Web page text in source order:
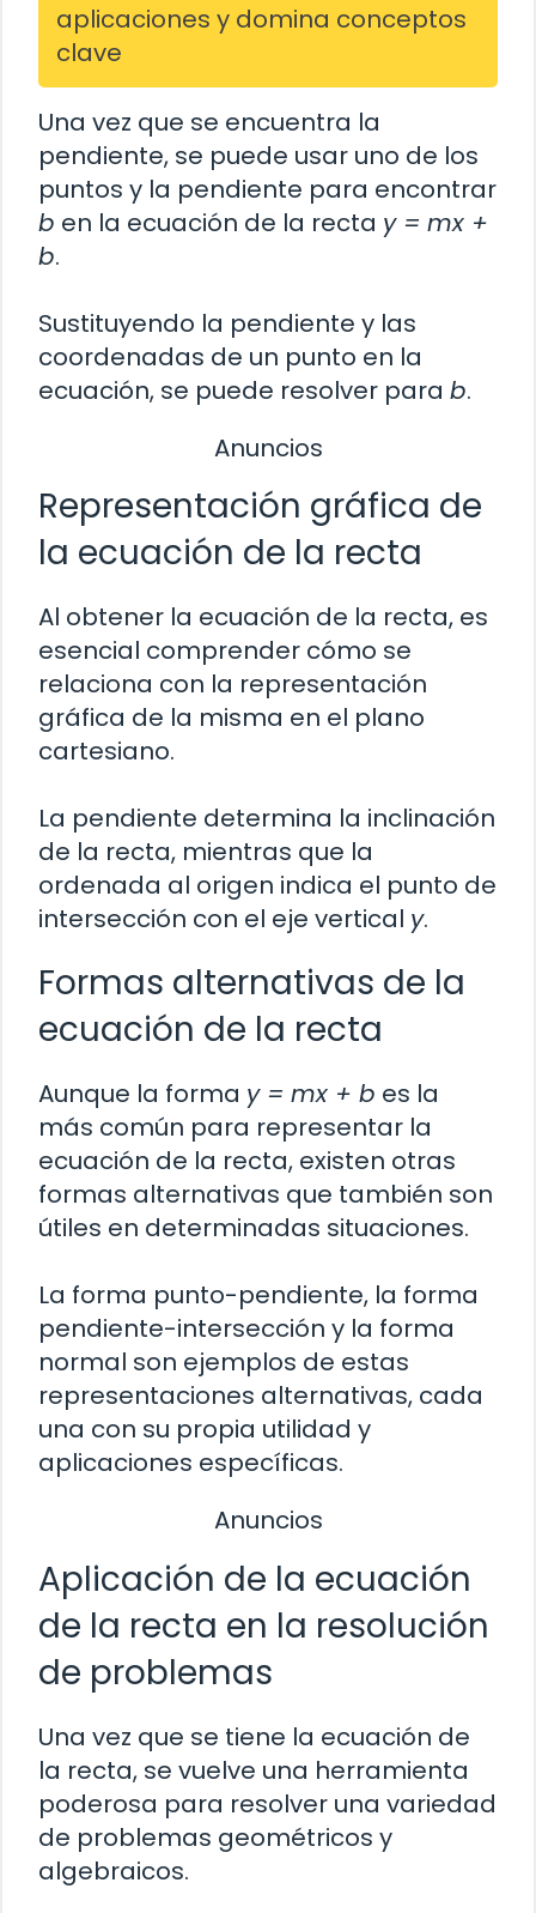
aplicaciones y domina conceptos
clave
Una vez que se encuentra la
pendiente, se puede usar uno de los
puntos y la pendiente para encontrar
b en la ecuación de la recta y = mx +
b.
Sustituyendo la pendiente y las
coordenadas de un punto en la
ecuación, se puede resolver para b.
Anuncios
Representación gráfica de
la ecuación de la recta
Al obtener la ecuación de la recta, es
esencial comprender cómo se
relaciona con la representación
gráfica de la misma en el plano
cartesiano.
La pendiente determina la inclinación
de la recta, mientras que la
ordenada al origen indica el punto de
intersección con el eje vertical y.
Formas alternativas de la
ecuación de la recta
Aunque la forma y = mx + b es la
más común para representar la
ecuación de la recta, existen otras
formas alternativas que también son
útiles en determinadas situaciones.
La forma punto-pendiente, la forma
pendiente-intersección y la forma
normal son ejemplos de estas
representaciones alternativas, cada
una con su propia utilidad y
aplicaciones específicas.
Anuncios
Aplicación de la ecuación
de la recta en la resolución
de problemas
Una vez que se tiene la ecuación de
la recta, se vuelve una herramienta
poderosa para resolver una variedad
de problemas geométricos y
algebraicos.